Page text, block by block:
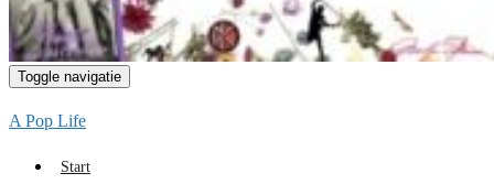
Toggle navigatie
A Pop Life
Start